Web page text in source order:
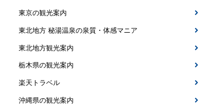
東京の観光案内
東北地方 秘湯温泉の泉質・体感マニア
東北地方観光案内
栃木県の観光案内
楽天トラベル
沖縄県の観光案内